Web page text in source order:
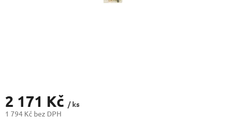
2 171 Kč / ks
1 794 Kč bez DPH